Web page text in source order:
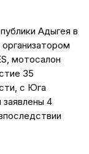
Адыгея в
мотосалон
35
с Юга
4